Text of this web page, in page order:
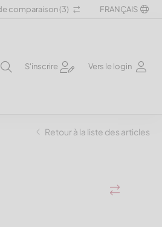
comparaison (3) FRANÇAIS
S'inscrire Vers le login
Retour à la liste des articles